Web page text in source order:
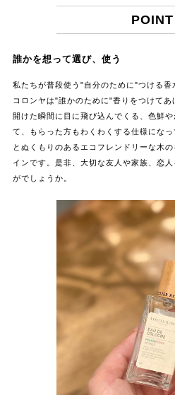
誰かを想って選び、使う
私たちが普段使う"自分のために"つける香
コロンヤは"誰かのために"香りをつけて
開けた瞬間に目に飛び込んでくる、色鮮
て、もらった方もわくわくする仕様にな
とぬくもりのあるエコフレンドリーな木
インです。是非、大切な友人や家族、恋
がでしょうか。